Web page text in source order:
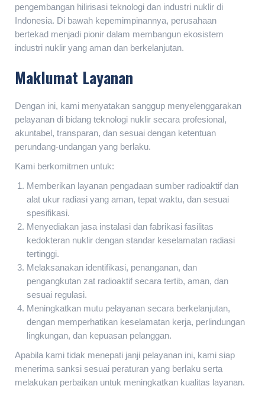
pengembangan hilirisasi teknologi dan industri nuklir di
Indonesia. Di bawah kepemimpinannya, perusahaan
bertekad menjadi pionir dalam membangun ekosistem
industri nuklir yang aman dan berkelanjutan.
Maklumat Layanan
Dengan ini, kami menyatakan sanggup menyelenggarakan
pelayanan di bidang teknologi nuklir secara profesional,
akuntabel, transparan, dan sesuai dengan ketentuan
perundang-undangan yang berlaku.
Kami berkomitmen untuk:
Memberikan layanan pengadaan sumber radioaktif dan
alat ukur radiasi yang aman, tepat waktu, dan sesuai
spesifikasi.
Menyediakan jasa instalasi dan fabrikasi fasilitas
kedokteran nuklir dengan standar keselamatan radiasi
tertinggi.
Melaksanakan identifikasi, penanganan, dan
pengangkutan zat radioaktif secara tertib, aman, dan
sesuai regulasi.
Meningkatkan mutu pelayanan secara berkelanjutan,
dengan memperhatikan keselamatan kerja, perlindungan
lingkungan, dan kepuasan pelanggan.
Apabila kami tidak menepati janji pelayanan ini, kami siap
menerima sanksi sesuai peraturan yang berlaku serta
melakukan perbaikan untuk meningkatkan kualitas layanan.